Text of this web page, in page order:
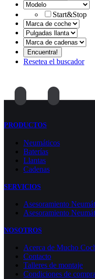
Start&Stop
Resetea el buscador
PRODUCTOS
Neumáticos
Baterías
Llantas
Cadenas
SERVICIOS
Asesoramiento
Asesoramiento
NOSOTROS
Acerca de Mucho
Contacto
Talleres de montaje
Condiciones de compra